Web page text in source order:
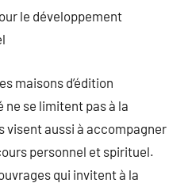
le développement
maisons d’édition
se limitent pas à la
visent aussi à accompagner
personnel et spirituel.
qui invitent à la